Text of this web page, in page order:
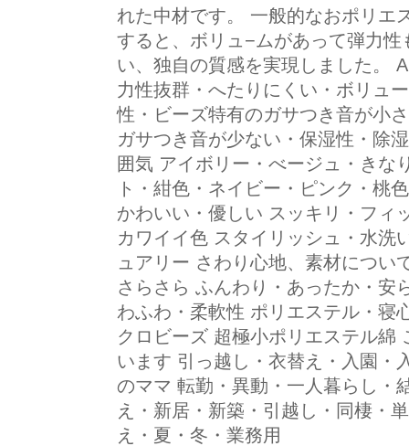
れた中材です。 一般的なおポリエ
すると、ボリュ−ムがあって弾力
い、独自の質感を実現しました。
力性抜群・へたりにくい・ボリュ
性・ビーズ特有のガサつき音が小
ガサつき音が少ない・保湿性・除
囲気 アイボリー・べージュ・きな
ト・紺色・ネイビー・ピンク・桃
かわいい・優しい スッキリ・フィ
カワイイ色 スタイリッシュ・水洗
ュアリー さわり心地、素材につい
さらさら ふんわり・あったか・安
わふわ・柔軟性 ポリエステル・寝
クロビーズ 超極小ポリエステル綿
います 引っ越し・衣替え・入園・
のママ 転勤・異動・一人暮らし・
え・新居・新築・引越し・同棲・
え・夏・冬・業務用